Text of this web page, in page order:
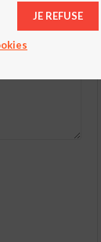
JE REFUSE